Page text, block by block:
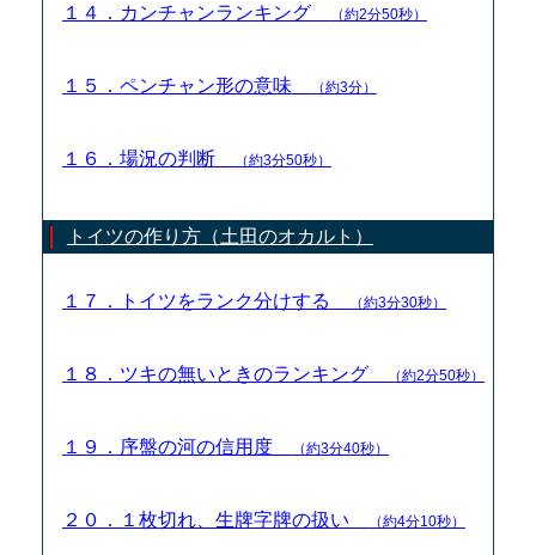
１４．カンチャンランキング （約2分50秒）
１５．ペンチャン形の意味 （約3分）
１６．場況の判断 （約3分50秒）
トイツの作り方（土田のオカルト）
１７．トイツをランク分けする （約3分30秒）
１８．ツキの無いときのランキング （約2分50秒）
１９．序盤の河の信用度 （約3分40秒）
２０．１枚切れ、生牌字牌の扱い （約4分10秒）